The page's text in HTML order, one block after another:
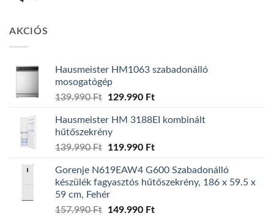
AKCIÓS
Hausmeister HM1063 szabadonálló
mosogatógép
139.990Ft
Original
was:
139.990 Ft.
129.990 FtCurrent
is:
Hausmeister HM 3188EI kombinált
hűtőszekrény
139.990Ft
Original
was:
139.990 Ft.
119.990 FtCurrent
is:
119.990 Ft.
Gorenje N619EAW4 G600 Szabadonálló
készülék fagyasztós hűtőszekrény, 186 x 59.5 x
59 cm, Fehér
157.990Ft
Original
149.990 FtCurrent